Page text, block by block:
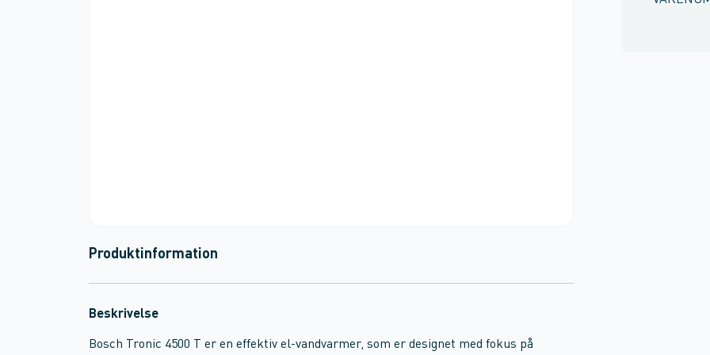
Produktinformation
Beskrivelse
Bosch Tronic 4500 T er en effektiv el-vandvarmer, som er designet med fokus på